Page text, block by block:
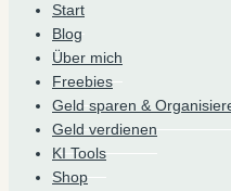
Start
Blog
Über mich
Freebies
Geld sparen &
Geld verdienen
KI Tools
Shop